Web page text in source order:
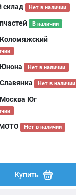
склад
Нет в наличии
В наличии
Нет в наличии
Нет в наличии
Юг
Нет в наличии
Купить